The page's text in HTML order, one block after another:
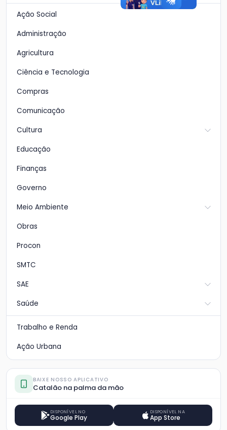
Ação Social
Administração
Agricultura
Ciência e Tecnologia
Compras
Comunicação
Cultura
Educação
Finanças
Governo
Meio Ambiente
Obras
Procon
SMTC
SAE
Saúde
Trabalho e Renda
Ação Urbana
BAIXE NOSSO APLICATIVO
Catalão na palma da mão
DISPONÍVEL NO
Google Play
DISPONÍVEL NA
App Store